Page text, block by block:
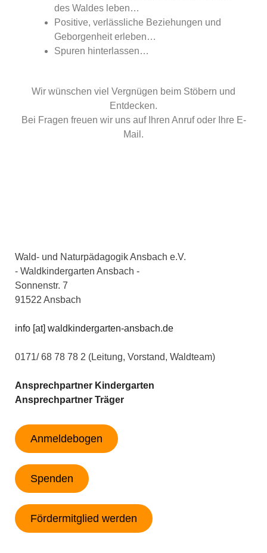
des Waldes leben…
Positive, verlässliche Beziehungen und
Geborgenheit erleben…
Spuren hinterlassen…
Wir wünschen viel Vergnügen beim Stöbern und
Entdecken.
Bei Fragen freuen wir uns auf Ihren Anruf oder Ihre E-
Mail.
Wald- und Naturpädagogik Ansbach e.V.
- Waldkindergarten Ansbach -
Sonnenstr. 7
91522 Ansbach
info [at] waldkindergarten-ansbach.de
0171/ 68 78 78 2 (Leitung, Vorstand, Waldteam)
Ansprechpartner Kindergarten
Ansprechpartner Träger
Anmeldebogen
Spenden
Fördermitglied werden